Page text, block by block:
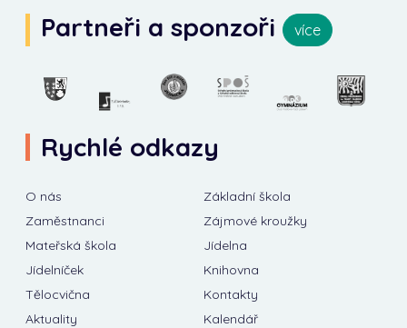
Partneři a sponzoři více
Rychlé odkazy
O nás
Základní škola
Zaměstnanci
Zájmové kroužky
Mateřská škola
Jídelna
Jídelníček
Knihovna
Tělocvična
Kontakty
Aktuality
Kalendář